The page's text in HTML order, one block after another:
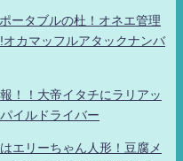
ータブルの杜！オネエ管理
カマッフルアタックナンバ
！！大帝イタチにラリアッ
イルドライバー
エリーちゃん人形！豆腐メ